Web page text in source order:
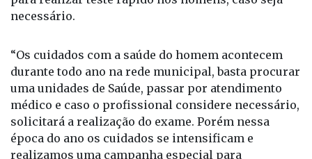
quinzena do mês, em um dia a ser definido. Nesta
data todas as Unidades terão atendimento noturno
necessário.
“Os cuidados com a saúde do homem acontecem
durante todo ano na rede municipal, basta procurar
uma unidades de Saúde, passar por atendimento
médico e caso o profissional considere necessário,